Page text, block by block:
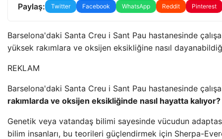
Paylaş: Twitter Facebook WhatsApp Reddit Pinterest
Barselona'daki Santa Creu i Sant Pau hastanesinde
yüksek rakımlara ve oksijen eksikliğine nasıl
REKLAM
Barselona'daki Santa Creu i Sant Pau hastanesinde
rakımlarda ve oksijen eksikliğinde nasıl hayatta kalıyor?
Genetik veya vatandaş bilimi sayesinde vücudun
bilim insanları, bu teorileri güçlendirmek için Sherpa-